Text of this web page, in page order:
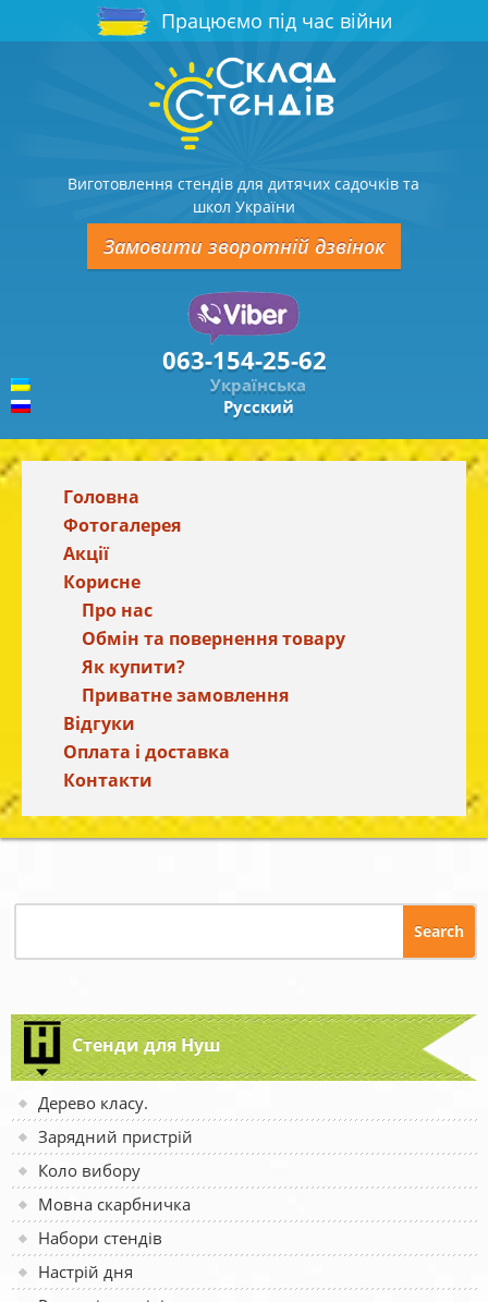
Працюємо під час війни
Виготовлення стендів для дитячих садочків та
школ України
Замовити зворотній дзвінок
063-154-25-62
Українська
Русский
Головна
Фотогалерея
Акції
Корисне
Про нас
Обмін та повернення товару
Як купити?
Приватне замовлення
Відгуки
Оплата і доставка
Контакти
Стенди для Нуш
Дерево класу.
Зарядний пристрій
Коло вибору
Мовна скарбничка
Набори стендів
Настрій дня